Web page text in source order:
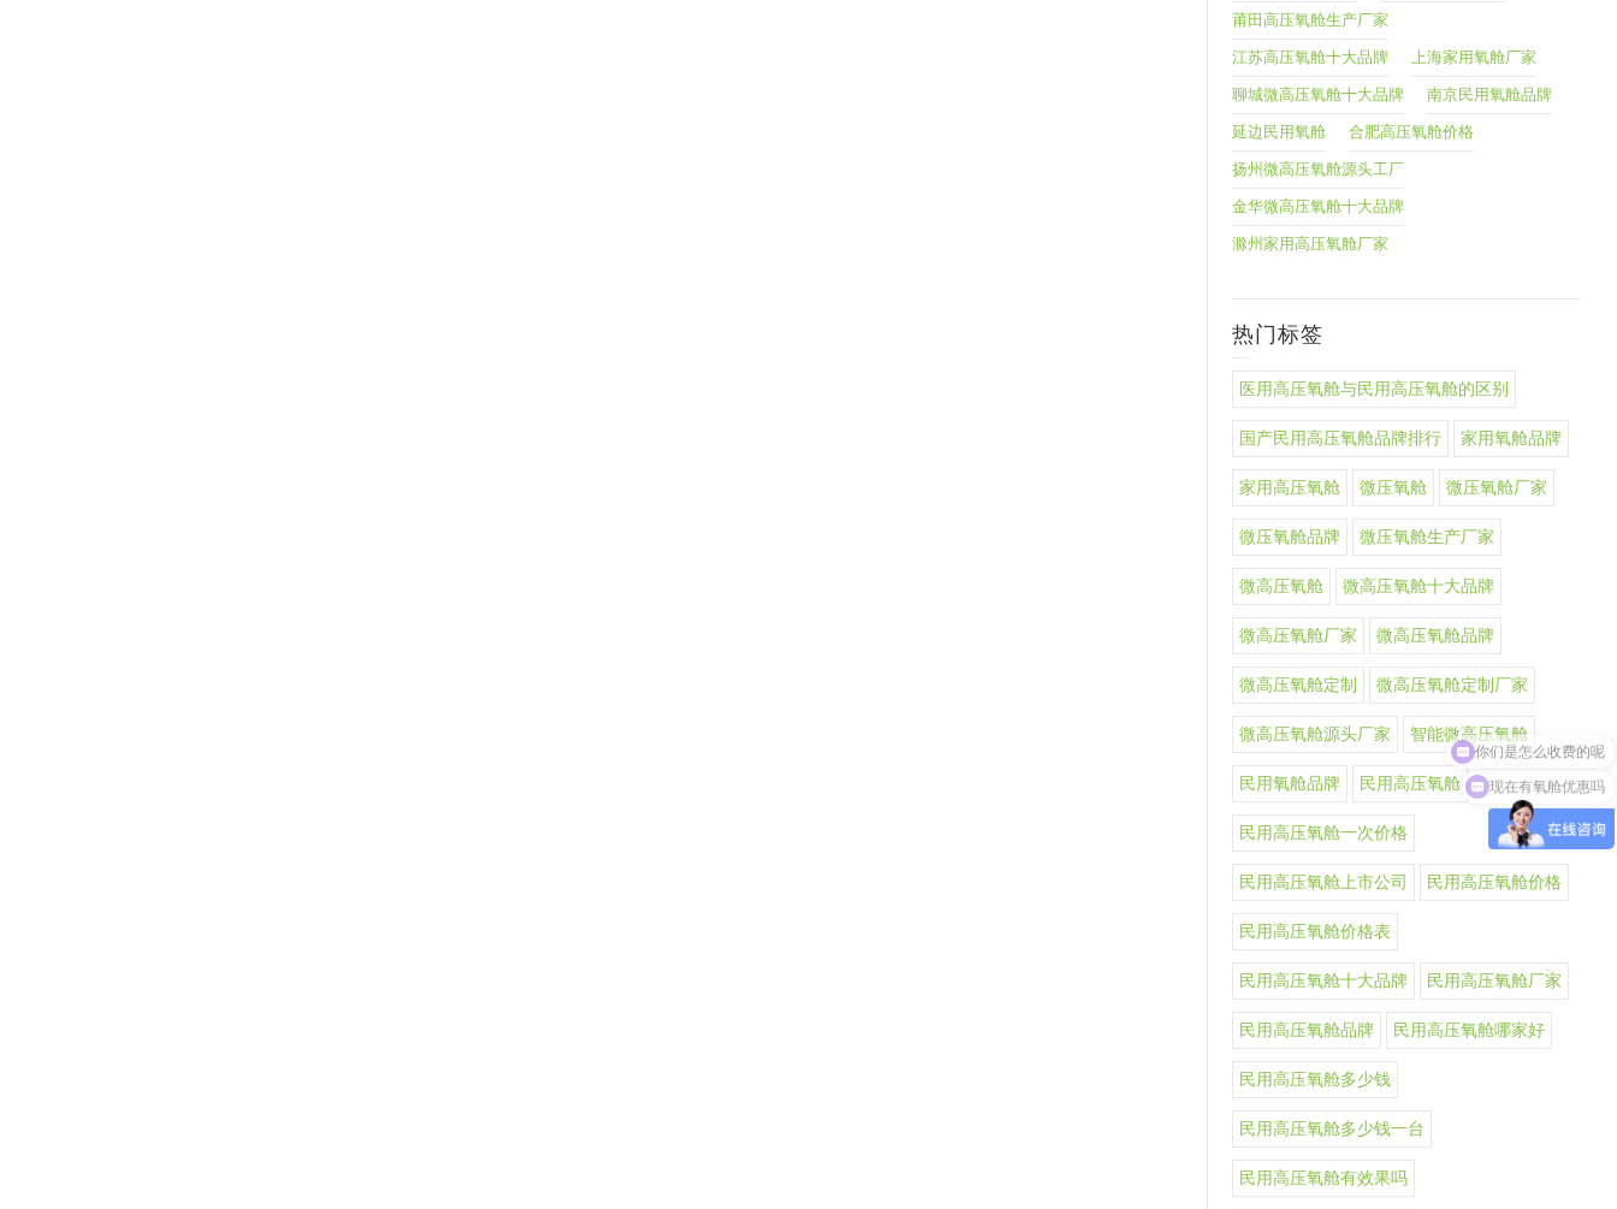
莆田高压氧舱生产厂家
江苏高压氧舱十大品牌 上海家用氧舱厂家
聊城微高压氧舱十大品牌 南京民用氧舱品牌
延边民用氧舱 合肥高压氧舱价格
扬州微高压氧舱源头工厂
金华微高压氧舱十大品牌
滁州家用高压氧舱厂家
热门标签
医用高压氧舱与民用高压氧舱的区别
国产民用高压氧舱品牌排行 家用氧舱品牌
家用高压氧舱 微压氧舱 微压氧舱厂家
微压氧舱品牌 微压氧舱生产厂家
微高压氧舱 微高压氧舱十大品牌
微高压氧舱厂家 微高压氧舱品牌
微高压氧舱定制 微高压氧舱定制厂家
微高压氧舱源头厂家 智能微高压氧舱
民用氧舱品牌 民用高压氧舱
民用高压氧舱一次价格
民用高压氧舱上市公司 民用高压氧舱价格
民用高压氧舱价格表
民用高压氧舱十大品牌 民用高压氧舱厂家
民用高压氧舱品牌 民用高压氧舱哪家好
民用高压氧舱多少钱
民用高压氧舱多少钱一台
民用高压氧舱有效果吗